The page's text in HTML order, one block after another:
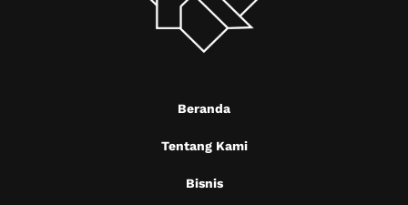
Beranda
Tentang Kami
Bisnis